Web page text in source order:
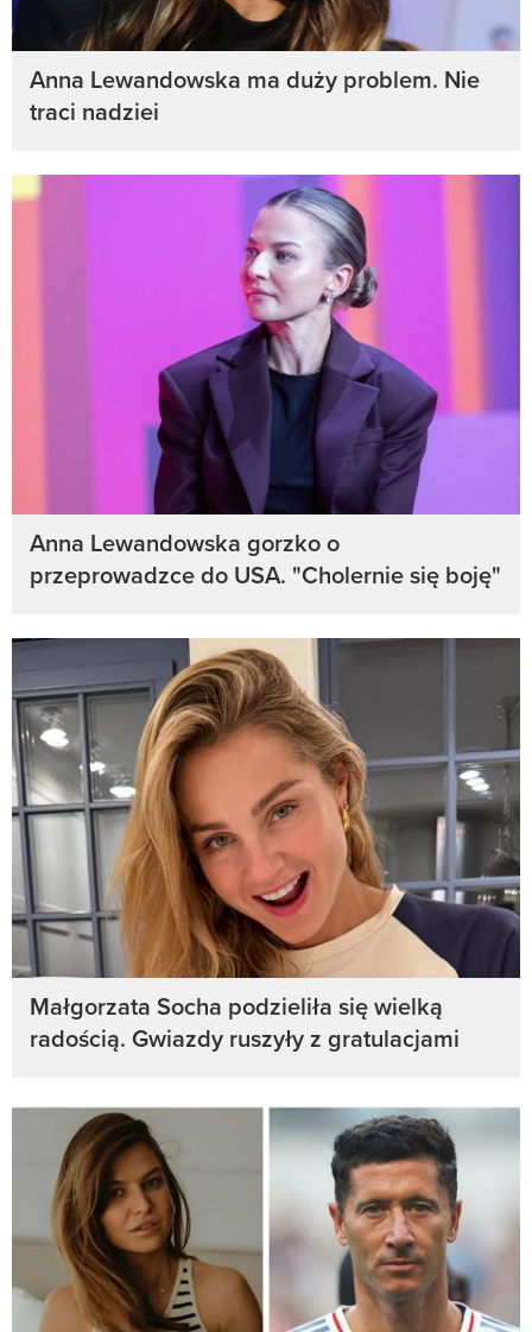
Anna Lewandowska ma duży problem. Nie
traci nadziei
Anna Lewandowska gorzko o
przeprowadzce do USA. "Cholernie się boję"
Małgorzata Socha podzieliła się wielką
radością. Gwiazdy ruszyły z gratulacjami